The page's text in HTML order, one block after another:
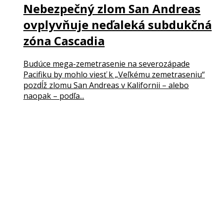
Nebezpečný zlom San Andreas
ovplyvňuje neďaleká subdukčná
zóna Cascadia
Budúce mega-zemetrasenie na severozápade
Pacifiku by mohlo viesť k „Veľkému zemetraseniu“
pozdĺž zlomu San Andreas v Kalifornii – alebo
naopak – podľa...